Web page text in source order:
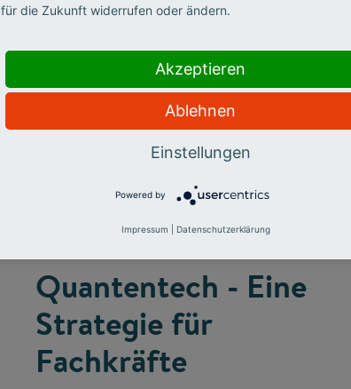
Quantentech - Eine
Strategie für
Fachkräfte
für die Zukunft widerrufen oder ändern.
Akzeptieren
Ablehnen
Einstellungen
Powered by
Impressum Datenschutzerklärung